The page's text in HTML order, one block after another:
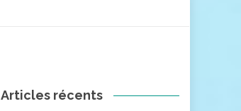
Articles récents